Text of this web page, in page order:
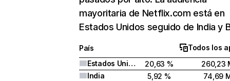
mayoritaria de Netflix.com está en
Estados Unidos seguido de India y
País
Todos los
Estados Unidos
20,63 %
260,23
India
5,92 %
74,69